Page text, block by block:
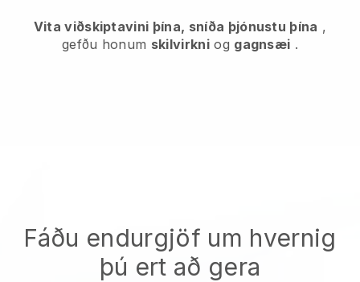
Vita viðskiptavini þína, sníða þjónustu þína ,
gefðu honum skilvirkniog gagnsæi .
Fáðu endurgjöf um hvernig
þú ert að gera